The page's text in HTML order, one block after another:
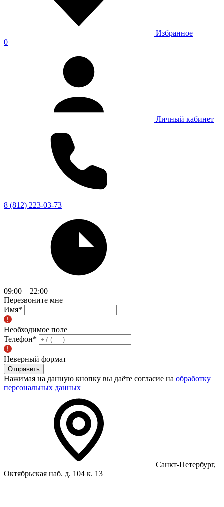
Избранное
0
Личный кабинет
8 (812) 223-03-73
09:00 – 22:00
Перезвоните мне
Имя*
Необходимое поле
Телефон*
Неверный формат
Отправить
Нажимая на данную кнопку вы даёте согласие на обработку
персональных данных
Санкт-Петербург,
Октябрьская наб. д. 104 к. 13